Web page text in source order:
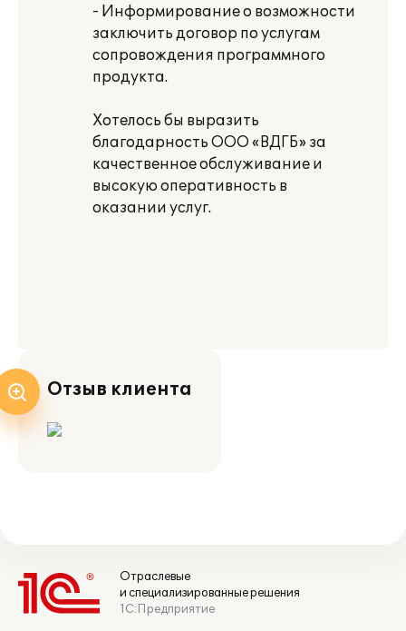
- Информирование о возможности
заключить договор по услугам
сопровождения программного
продукта.
Хотелось бы выразить
благодарность ООО «ВДГБ» за
качественное обслуживание и
высокую оперативность в
оказании услуг.
Отзыв клиента
Отраслевые
и специализированные решения
1С:Предприятие